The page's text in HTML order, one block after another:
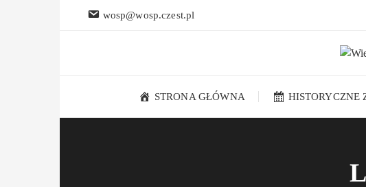
wosp@wosp.czest.pl
STRONA GŁÓWNA HISTORYCZNE